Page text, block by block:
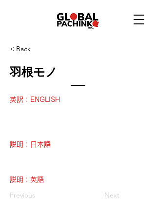
< Back
羽根モノ
英訳：ENGLISH
説明：日本語
説明：英語
Previous Next